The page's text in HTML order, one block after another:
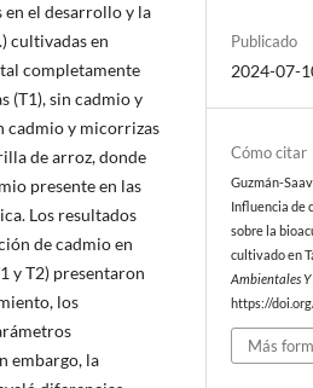
el desarrollo y la
cultivadas en
completamente
(T1), sin cadmio y
cadmio y micorrizas
de arroz, donde
presente en las
Los resultados
de cadmio en
y T2) presentaron
los
embargo, la
Publicado
2024-07-
Cómo citar
Guzmán-
Influencia de
sobre la
cultivado en
Ambientales Y
https://
Más